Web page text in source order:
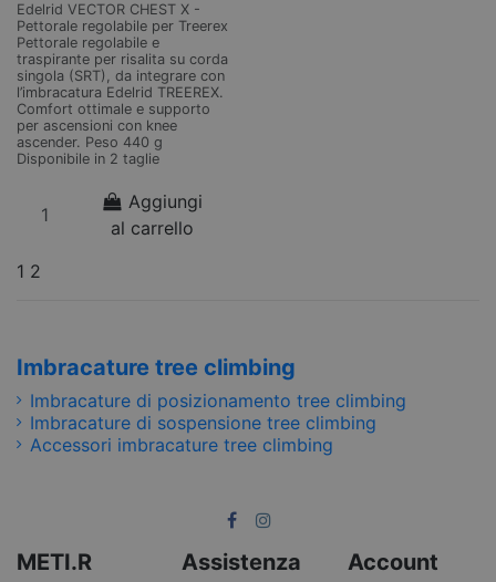
Edelrid VECTOR CHEST X -
Pettorale regolabile per Treerex
Pettorale regolabile e
traspirante per risalita su corda
singola (SRT), da integrare con
l’imbracatura Edelrid TREEREX.
Comfort ottimale e supporto
per ascensioni con knee
ascender. Peso 440 g
Disponibile in 2 taglie
Aggiungi
al carrello
1 2
Imbracature tree climbing
Imbracature di posizionamento tree climbing
Imbracature di sospensione tree climbing
Accessori imbracature tree climbing
METI.R Assistenza Account